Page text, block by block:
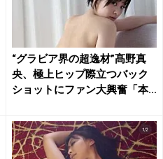
“グラビア界の超逸材”髙野真
央、極上ヒップ際立つバック
ショットにファン大興奮「本...